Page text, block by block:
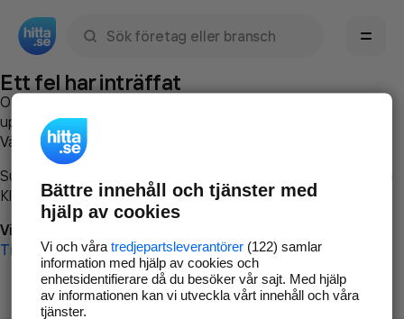
Ett fel har inträffat
Om du vill kan du
uppstod så att vi lättare och snabbare kan avhjälpa det.
Vänligen försök med följande:
Surfa till
Klicka påTillbaka-knappen i webbläsaren och försök igen
Vi beklagar besväret!
Till startsidan
Bättre innehåll och tjänster med
hjälp av cookies
Vi och våra tredjepartsleverantörer(122) samlar
information med hjälp av cookies och
enhetsidentifierare då du besöker vår sajt. Med hjälp
av informationen kan vi utveckla vårt innehåll och våra
tjänster.